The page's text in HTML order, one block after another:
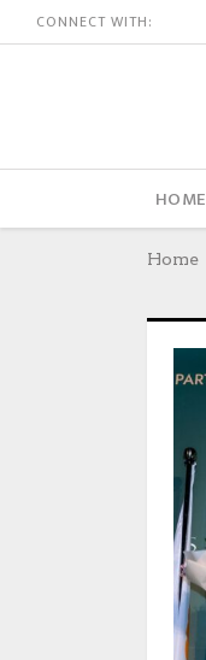
CONNECT WITH:
HOME
Home